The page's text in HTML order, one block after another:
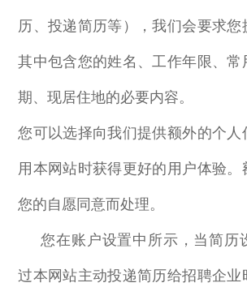
历、投递简历等），我们会要求您
其中包含您的姓名、工作年限、常
期、现居住地的必要内容。
您可以选择向我们提供额外的个
用本网站时获得更好的用户体验
您的自愿同意而处理。
您在账户设置中所示，当简历
过本网站主动投递简历给招聘企